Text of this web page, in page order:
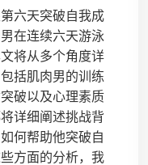
六天突破自我成
在连续六天游泳
将从多个角度详
括肌肉男的训练
破以及心理素质
详细阐述挑战背
何帮助他突破自
方面的分析，我